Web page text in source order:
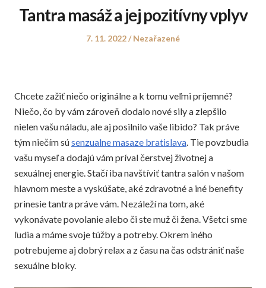
Tantra masáž a jej pozitívny vplyv
Posted
7. 11. 2022
Posted
Nezařazené
Chcete zažiť niečo originálne a k tomu veľmi príjemné?
Niečo, čo by vám zároveň dodalo nové sily a zlepšilo
nielen vašu náladu, ale aj posilnilo vaše libido? Tak práve
tým niečím súsenzualne masaze bratislava. Tie povzbudia
vašu myseľ a dodajú vám príval čerstvej životnej a
sexuálnej energie. Stačí iba navštíviť tantra salón v našom
hlavnom meste a vyskúšate, aké zdravotné a iné benefity
prinesie tantra práve vám. Nezáleží na tom, aké
vykonávate povolanie alebo či ste muž či žena. Všetci sme
ľudia a máme svoje túžby a potreby. Okrem iného
potrebujeme aj dobrý relax a z času na čas odstrániť naše
sexuálne bloky.